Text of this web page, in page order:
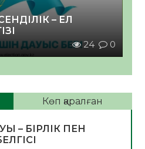
– ЕЛ
24 0
Көп қаралған
– БІРЛІК ПЕН